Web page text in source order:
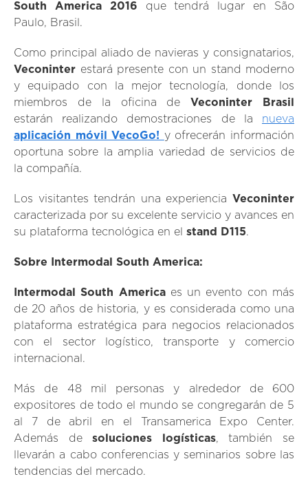
South America 2016 que tendrá lugar en São
Paulo, Brasil.
Como principal aliado de navieras y consignatarios,
Veconinter estará presente con un stand moderno
y equipado con la mejor tecnología, donde los
miembros de la oficina de Veconinter Brasil
estarán realizando demostraciones de la nueva
aplicación móvil VecoGo! y ofrecerán información
oportuna sobre la amplia variedad de servicios de
la compañía.
Los visitantes tendrán una experiencia Veconinter
caracterizada por su excelente servicio y avances en
su plataforma tecnológica en el stand D115.
Sobre Intermodal South America:
Intermodal South Americaes un evento con más
de 20 años de historia, y es considerada como una
plataforma estratégica para negocios relacionados
con el sector logístico, transporte y comercio
internacional.
Más de 48 mil personas y alrededor de 600
expositores de todo el mundo se congregarán de 5
al 7 de abril en el Transamerica Expo Center.
Además desoluciones logísticas, también se
llevarán a cabo conferencias y seminarios sobre las
tendencias del mercado.